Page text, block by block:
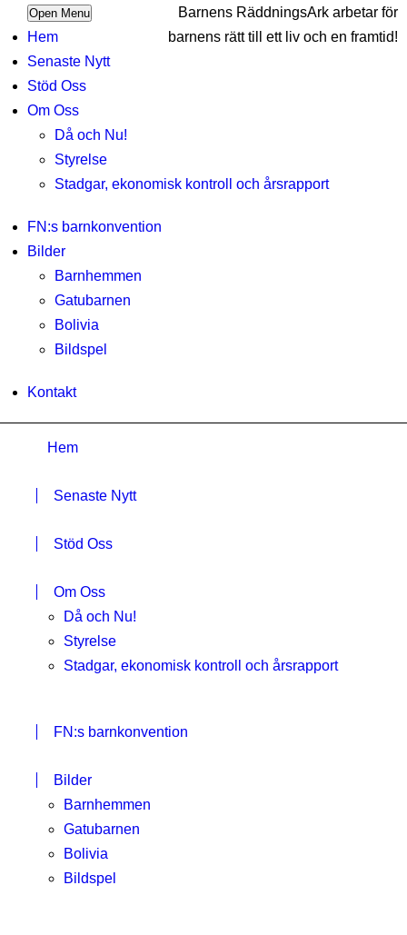
Barnens RäddningsArk arbetar för
barnens rätt till ett liv och en framtid!
Open Menu
Hem
Senaste Nytt
Stöd Oss
Om Oss
Då och Nu!
Styrelse
Stadgar, ekonomisk kontroll och årsrapport
FN:s barnkonvention
Bilder
Barnhemmen
Gatubarnen
Bolivia
Bildspel
Kontakt
Hem
Senaste Nytt
Stöd Oss
Om Oss
Då och Nu!
Styrelse
Stadgar, ekonomisk kontroll och årsrapport
FN:s barnkonvention
Bilder
Barnhemmen
Gatubarnen
Bolivia
Bildspel